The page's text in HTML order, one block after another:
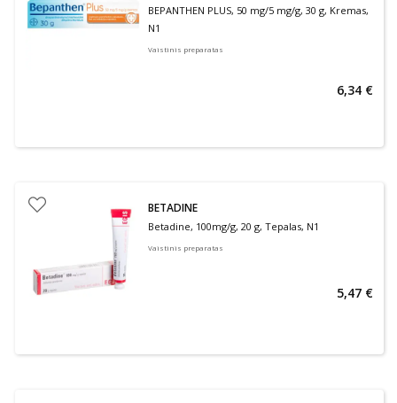
BEPANTHEN PLUS, 50 mg/5 mg/g, 30 g, Kremas,
N1
Vaistinis preparatas
6,34 €
BETADINE
Betadine, 100mg/g, 20 g, Tepalas, N1
Vaistinis preparatas
5,47 €